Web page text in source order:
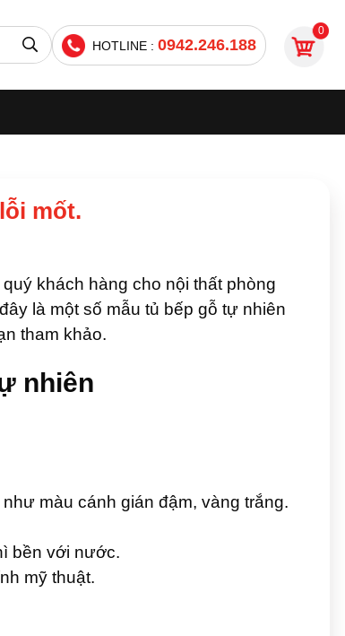
HOTLINE : 0942.246.188
0
mốt.
khách hàng cho nội thất phòng
là một số mẫu tủ bếp gỗ tự nhiên
tham khảo.
nhiên
màu cánh gián đậm, vàng trắng.
bền với nước.
mỹ thuật.